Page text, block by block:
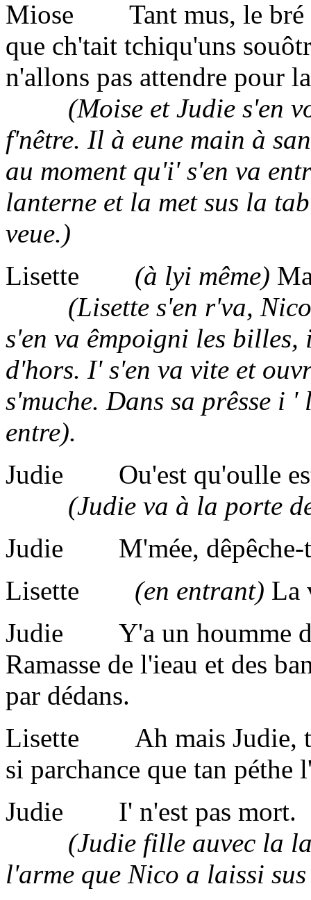
Miose Tant mus, le bré
que ch'tait tchiqu'uns
n'allons pas attendre pour
(Moise et Judie s'en
f'nêtre. Il à eune main à
au moment qu'i' s'en va
lanterne et la met sus la
veue.)
Lisette (à lyi même)
(Lisette s'en r'va, Nico
s'en va êmpoigni les
d'hors. I' s'en va vite et
s'muche. Dans sa prêsse i
entre).
Judie Ou'est qu'oulle
(Judie va à la porte de
Judie M'mée, dêpêche-
Lisette (en entrant) La
Judie Y'a un houmme
Ramasse de l'ieau et
par dédans.
Lisette Ah mais Judie,
si parchance que tan péthe
Judie I' n'est pas mort.
(Judie fille auvec la
l'arme que Nico a laissi